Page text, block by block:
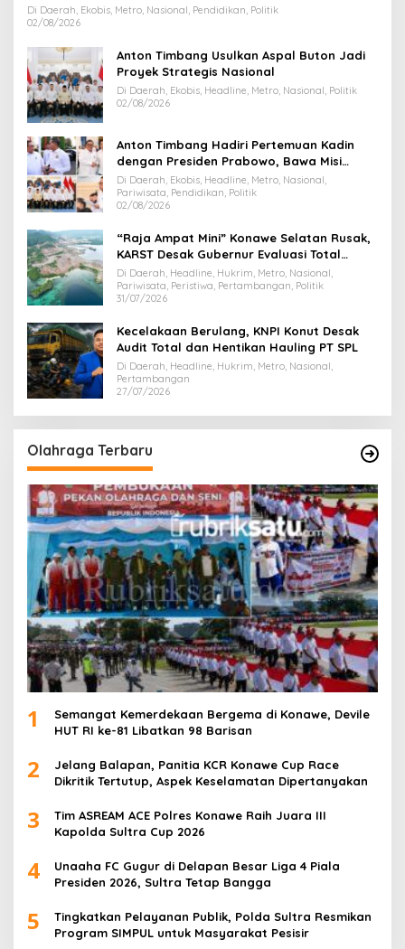
Di Daerah, Ekobis, Metro, Nasional, Pendidikan, Politik
02/08/2026
Anton Timbang Usulkan Aspal Buton Jadi
Proyek Strategis Nasional
Di Daerah, Ekobis, Headline, Metro, Nasional, Politik
02/08/2026
Anton Timbang Hadiri Pertemuan Kadin
dengan Presiden Prabowo, Bawa Misi
Majukan Ekonomi Sultra
Di Daerah, Ekobis, Headline, Metro, Nasional,
Pariwisata, Pendidikan, Politik
02/08/2026
“Raja Ampat Mini” Konawe Selatan Rusak,
KARST Desak Gubernur Evaluasi Total
Dispar Sultra
Di Daerah, Headline, Hukrim, Metro, Nasional,
Pariwisata, Peristiwa, Pertambangan, Politik
31/07/2026
Kecelakaan Berulang, KNPI Konut Desak
Audit Total dan Hentikan Hauling PT SPL
Di Daerah, Headline, Hukrim, Metro, Nasional,
Pertambangan
27/07/2026
Olahraga Terbaru
1
Semangat Kemerdekaan Bergema di Konawe, Devile
HUT RI ke-81 Libatkan 98 Barisan
2
Jelang Balapan, Panitia KCR Konawe Cup Race
Dikritik Tertutup, Aspek Keselamatan Dipertanyakan
3
Tim ASREAM ACE Polres Konawe Raih Juara III
Kapolda Sultra Cup 2026
4
Unaaha FC Gugur di Delapan Besar Liga 4 Piala
Presiden 2026, Sultra Tetap Bangga
5
Tingkatkan Pelayanan Publik, Polda Sultra Resmikan
Program SIMPUL untuk Masyarakat Pesisir